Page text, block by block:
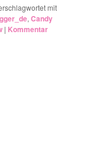
mit
,Candy
| Kommentar